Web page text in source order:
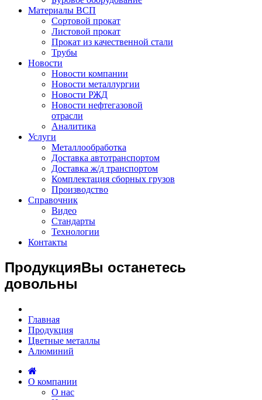
Материалы ВСП
Сортовой прокат
Листовой прокат
Прокат из качественной стали
Трубы
Новости
Новости компании
Новости металлургии
Новости РЖД
Новости нефтегазовой
отрасли
Аналитика
Услуги
Металлообработка
Доставка автотранспортом
Доставка ж/д транспортом
Комплектация сборных грузов
Производство
Справочник
Видео
Стандарты
Технологии
Контакты
ПродукцияВы останетесь
довольны
Главная
Продукция
Цветные металлы
Алюминий
О компании
О нас